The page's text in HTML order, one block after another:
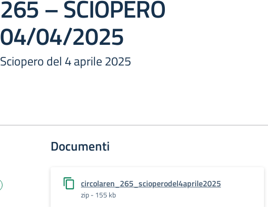
265 – SCIOPERO
04/04/2025
Sciopero del 4 aprile 2025
Documenti
circolaren_265_scioperodel4aprile2025
zip - 155 kb